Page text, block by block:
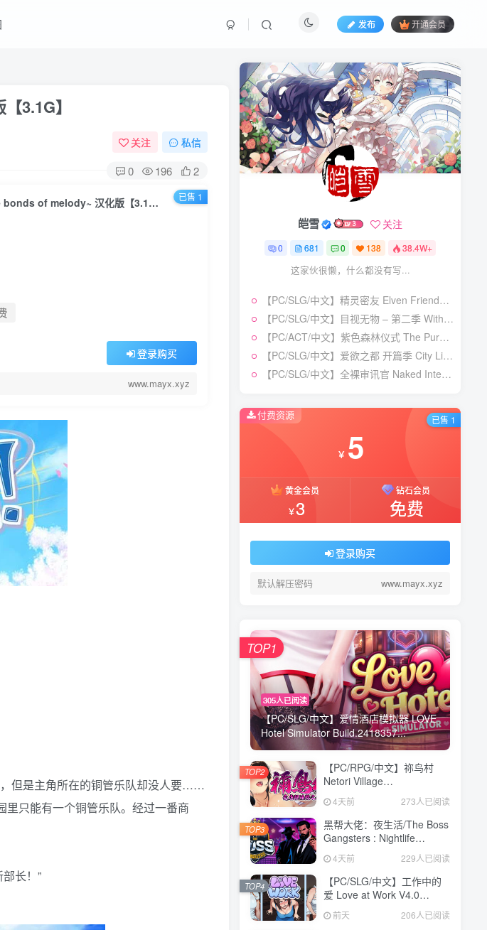
发布 开通会员
3.1G】
关注 私信
0 196 2
【PC/ADV/汉化】管乐恋曲！~The bonds of melody~ 汉化版【3.1G】
登录购买
www.mayx.xyz
已售 1
但是主角所在的铜管乐队却没人要……
里只能有一个铜管乐队。经过一番商
长！”
皑雪 关注
0 681 0 138 38.4W+
这家伙很懒，什么都没有写...
【PC/SLG/中文】精灵密友 Elven Friends Build.24386731 STEAM官方中文版【954MB】
【PC/SLG/中文】目视无物 – 第二季 With Eyes Closed – Season 2 Build.24311960 STEAM官方中文版【9.8GB】
【PC/ACT/中文】紫色森林仪式 The Purple Forest Ritual Build.21473100 STEAM官方中文版【560MB】
【PC/SLG/中文】爱欲之都 开篇季 City Lights Love Bites Season V0.2.9 STEAM官方中文版【18.3GB】
【PC/SLG/中文】全裸审讯官 Naked Interrogation Simulator STEAM官方中文版【657MB】
付费资源
￥ 5
黄金会员
￥3
钻石会员
免费
登录购买
默认解压密码 www.mayx.xyz
已售 1
305人已阅读
【PC/SLG/中文】爱情酒店模拟器 LOVE
Hotel Simulator Build.2418357...
TOP1
【PC/RPG/中文】祢鸟村
Netori Village
Build.24194835 STEAM官
方中文版【540MB】
4天前 273人已阅读
TOP2
黑帮大佬：夜生活/The Boss
Gangsters : Nightlife
Build.21376939|模拟经营|容
量8.4GB|免安装绿色中文版
4天前 229人已阅读
TOP3
【PC/SLG/中文】工作中的
爱 Love at Work V4.0
STEAM官方中文版
【3.1GB】
前天 206人已阅读
TOP4
皑雪 关注
0 681 0 138 38.4W+
这家伙很懒，什么都没有写...
【PC/SLG/中文】精灵密友 Elven Friends Build.24386731 STEAM官方中文版【954MB】
【PC/SLG/中文】目视无物 – 第二季 With Eyes Closed – Season 2 Build.24311960 STEAM官方中文版【9.8GB】
【PC/ACT/中文】紫色森林仪式 The Purple Forest Ritual Build.21473100 STEAM官方中文版【560MB】
【PC/SLG/中文】爱欲之都 开篇季 City Lights Love Bites Season V0.2.9 STEAM官方中文版【18.3GB】
【PC/SLG/中文】全裸审讯官 Naked Interrogation Simulator STEAM官方中文版【657MB】
￥ 5
黄金会员
￥3
钻石会员
免费
登录购买
默认解压密码 www.mayx.xyz
305人已阅读
【PC/SLG/中文】爱情酒店模拟器 LOVE
Hotel Simulator Build.2418357...
TOP1
【PC/RPG/中文】祢鸟村
Netori Village
Build.24194835 STEAM官
方中文版【540MB】
4天前 273人已阅读
TOP2
黑帮大佬：夜生活/The Boss
Gangsters : Nightlife
Build.21376939|模拟经营|容
量8.4GB|免安装绿色中文版
4天前 229人已阅读
TOP3
【PC/SLG/中文】工作中的
爱 Love at Work V4.0
STEAM官方中文版
【3.1GB】
前天 206人已阅读
TOP4